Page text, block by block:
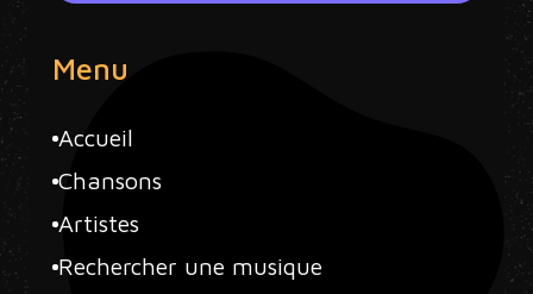
Menu
Accueil
Chansons
Artistes
Rechercher une musique